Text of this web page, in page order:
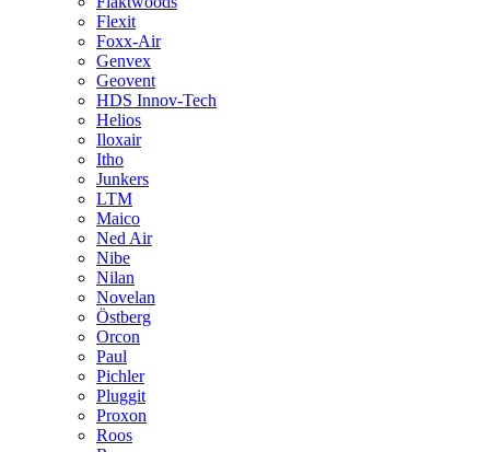
Flexit
Foxx-Air
Genvex
Geovent
HDS Innov-Tech
Helios
Iloxair
Itho
Junkers
LTM
Maico
Ned Air
Nibe
Nilan
Novelan
Östberg
Orcon
Paul
Pichler
Pluggit
Proxon
Roos